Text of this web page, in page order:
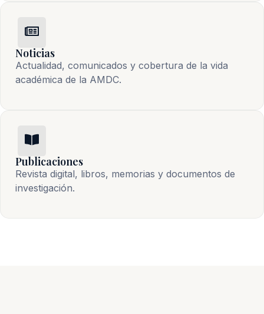
Noticias
Actualidad, comunicados y cobertura de la vida
académica de la AMDC.
Publicaciones
Revista digital, libros, memorias y documentos de
investigación.